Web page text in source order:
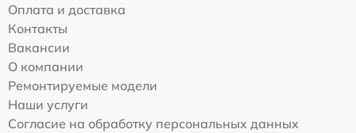
Оплата и доставка
Контакты
Вакансии
О компании
Ремонтируемые модели
Наши услуги
Согласие на обработку персональных данных